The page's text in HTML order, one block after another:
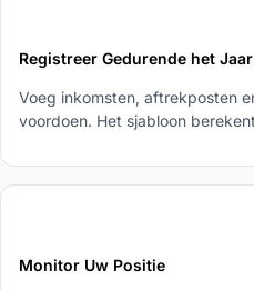
Registreer Gedurende het Jaar
Voeg inkomsten, aftrekposten
voordoen. Het sjabloon
Monitor Uw Positie